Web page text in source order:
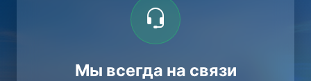
Мы всегда на связи